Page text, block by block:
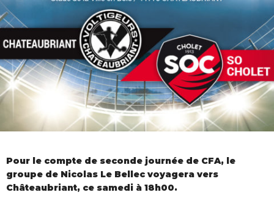
Pour le compte de seconde journée de CFA, le
groupe de Nicolas Le Bellec voyagera vers
Châteaubriant, ce samedi à 18h00.